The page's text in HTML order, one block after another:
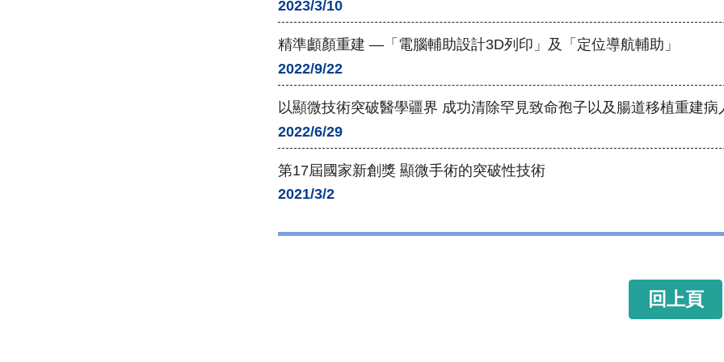
2023/3/10
精準顱顏重建 —「電腦輔助設計3D列印」及「定位導航輔助」
2022/9/22
以顯微技術突破醫學疆界 成功清除罕見致命孢子以及腸道移植重建病
2022/6/29
第17屆國家新創獎 顯微手術的突破性技術
2021/3/2
回上頁